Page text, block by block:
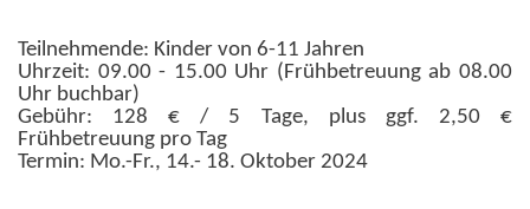
Teilnehmende: Kinder von 6-11 Jahren
Uhrzeit: 09.00 - 15.00 Uhr (Frühbetreuung ab 08.00
Uhr buchbar)
Gebühr: 128 € / 5 Tage, plus ggf. 2,50 €
Frühbetreuung pro Tag
Termin: Mo.-Fr., 14.- 18. Oktober 2024